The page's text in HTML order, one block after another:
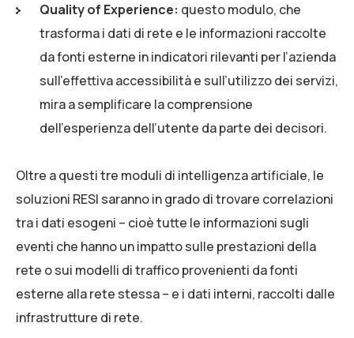
Quality of Experience: questo modulo, che
trasforma i dati di rete e le informazioni raccolte
da fonti esterne in indicatori rilevanti per l’azienda
sull’effettiva accessibilità e sull’utilizzo dei servizi,
mira a semplificare la comprensione
dell’esperienza dell’utente da parte dei decisori.
Oltre a questi tre moduli di intelligenza artificiale, le
soluzioni RESI saranno in grado di trovare correlazioni
tra i dati esogeni – cioè tutte le informazioni sugli
eventi che hanno un impatto sulle prestazioni della
rete o sui modelli di traffico provenienti da fonti
esterne alla rete stessa – e i dati interni, raccolti dalle
infrastrutture di rete.